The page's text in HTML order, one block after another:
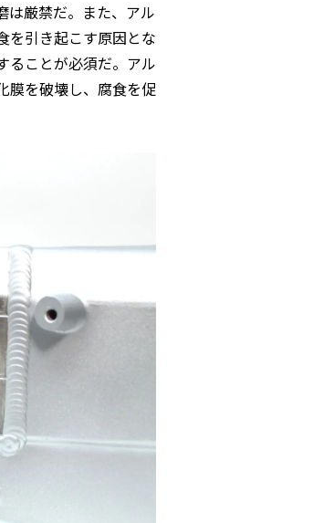
は厳禁だ。また、アル
を引き起こす原因とな
ることが必須だ。アル
膜を破壊し、腐食を促